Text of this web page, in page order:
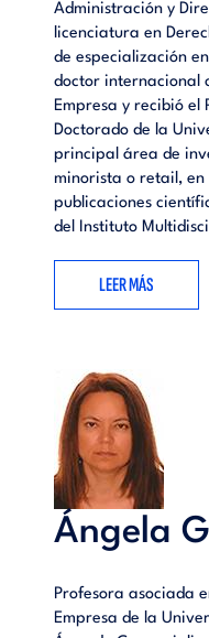
Administración y
licenciatura en
de especialización
doctor internacional
Empresa y recibió el
Doctorado de la
principal área de
minorista o retail, en
publicaciones
del Instituto
LEER MÁS
Ángela
Profesora asociada
Empresa de la